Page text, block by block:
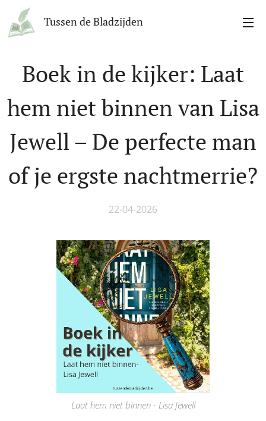
Tussen de Bladzijden
Boek in de kijker: Laat
hem niet binnen van Lisa
Jewell – De perfecte man
of je ergste nachtmerrie?
22-04-2026
Laat hem niet binnen - Lisa Jewell